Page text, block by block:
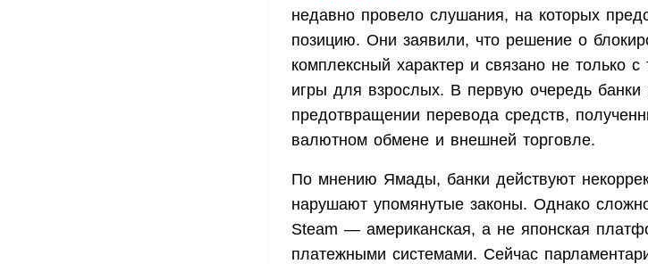
недавно провело слушания, на которых
позицию. Они заявили, что решение о
комплексный характер и связано не только
игры для взрослых. В первую очередь банки
предотвращении перевода средств,
валютном обмене и внешней торговле.
По мнению Ямады, банки действуют
нарушают упомянутые законы. Однако
Steam — американская, а не японская
платежными системами. Сейчас